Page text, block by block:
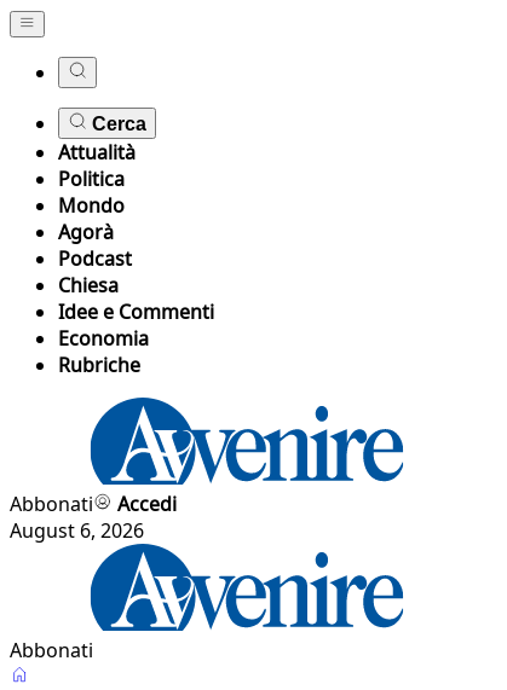
Cerca
Attualità
Politica
Mondo
Agorà
Podcast
Chiesa
Idee e Commenti
Economia
Rubriche
Abbonati
Accedi
August 6, 2026
Abbonati